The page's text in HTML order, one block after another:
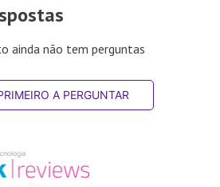
ainda não tem perguntas
A PERGUNTAR